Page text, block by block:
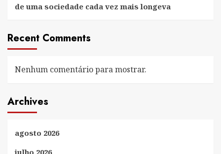
de uma sociedade cada vez mais longeva
Recent Comments
Nenhum comentário para mostrar.
Archives
agosto 2026